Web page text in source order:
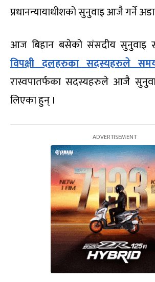
प्रधानन्यायाधीशको सुनुवाइ आजै गर्ने
आज बिहान बसेको संसदीय सुनुवाइ
विपक्षी दलहरुका सदस्यहरुले
रास्वपातर्फका सदस्यहरुले आजै
लिएका हुन् ।